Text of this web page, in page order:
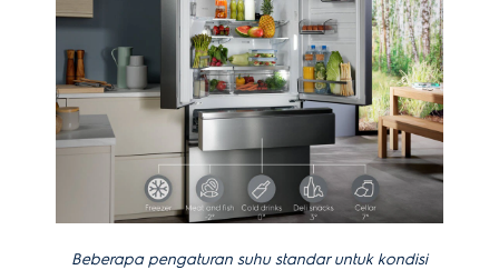
Beberapa pengaturan suhu standar untuk kondisi